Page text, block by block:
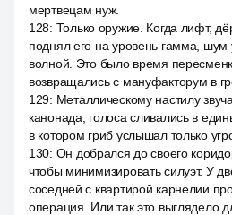
мертвецам нуж.
128: Только оружие. Когда лифт,
поднял его на уровень гамма, шум
волной. Это было время
возвращались с мануфакторум в
129: Металлическому настилу
канонада, голоса сливались в
в котором гриб услышал только
130: Он добрался до своего
чтобы минимизировать силуэт. У
соседней с квартирой карнелии
операция. Или так это выглядело